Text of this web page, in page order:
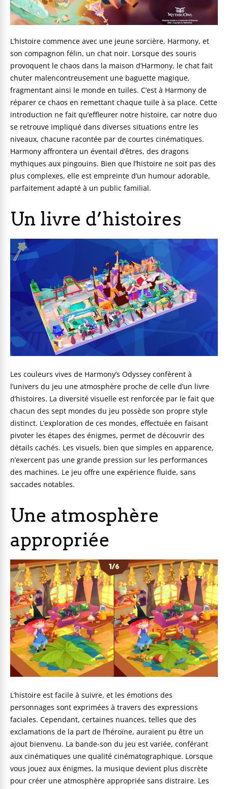
L’histoire commence avec une jeune sorcière, Harmony, et
son compagnon félin, un chat noir. Lorsque des souris
provoquent le chaos dans la maison d’Harmony, le chat fait
chuter malencontreusement une baguette magique,
fragmentant ainsi le monde en tuiles. C’est à Harmony de
réparer ce chaos en remettant chaque tuile à sa place. Cette
introduction ne fait qu’effleurer notre histoire, car notre duo
se retrouve impliqué dans diverses situations entre les
niveaux, chacune racontée par de courtes cinématiques.
Harmony affrontera un éventail d’êtres, des dragons
mythiques aux pingouins. Bien que l’histoire ne soit pas des
plus complexes, elle est empreinte d’un humour adorable,
parfaitement adapté à un public familial.
Un livre d’histoires
Les couleurs vives de Harmony’s Odyssey confèrent à
l’univers du jeu une atmosphère proche de celle d’un livre
d’histoires. La diversité visuelle est renforcée par le fait que
chacun des sept mondes du jeu possède son propre style
distinct. L’exploration de ces mondes, effectuée en faisant
pivoter les étapes des énigmes, permet de découvrir des
détails cachés. Les visuels, bien que simples en apparence,
n’exercent pas une grande pression sur les performances
des machines. Le jeu offre une expérience fluide, sans
saccades notables.
Une atmosphère
appropriée
L’histoire est facile à suivre, et les émotions des
personnages sont exprimées à travers des expressions
faciales. Cependant, certaines nuances, telles que des
exclamations de la part de l’héroïne, auraient pu être un
ajout bienvenu. La bande-son du jeu est variée, conférant
aux cinématiques une qualité cinématographique. Lorsque
vous jouez aux énigmes, la musique devient plus discrète
pour créer une atmosphère appropriée sans distraire. Les